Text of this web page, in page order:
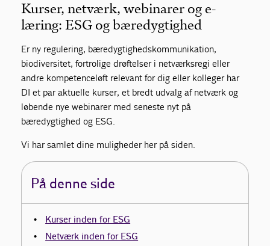
Kurser, netværk, webinarer og e-
læring: ESG og bæredygtighed
Er ny regulering, bæredygtighedskommunikation,
biodiversitet, fortrolige drøftelser i netværksregi eller
andre kompetenceløft relevant for dig eller kolleger har
DI et par aktuelle kurser, et bredt udvalg af netværk og
løbende nye webinarer med seneste nyt på
bæredygtighed og ESG.
Vi har samlet dine muligheder her på siden.
På denne side
Kurser inden for ESG
Netværk inden for ESG